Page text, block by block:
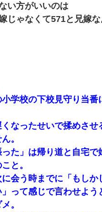
い方がいいのは
じゃなくて571と兄嫁な
小学校の下校見守り当番
なったせいで揉めさせ
。
った」は帰り道と自宅で
と。
に会う時までに「もしか
」って感じで言わせよう
。